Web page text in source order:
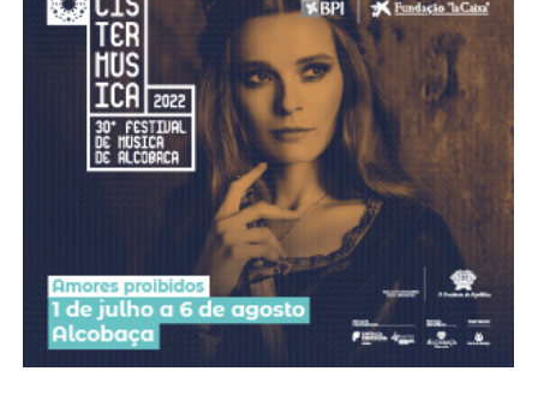
Acesso ao conteúdo online
Acesso aos conteúdos Exclusivos para
assinantes
Ofertas para assinatura anual
Escolha o plano